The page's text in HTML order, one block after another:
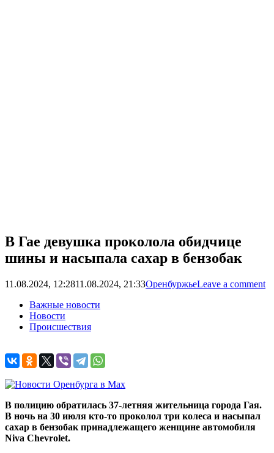
В Гае девушка проколола обидчице
шины и насыпала сахар в бензобак
11.08.2024, 12:2811.08.2024, 21:33ОренбуржьеLeave a comment
Важные новости
Новости
Происшествия
В полицию обратилась 37-летняя жительница города Гая.
В ночь на 30 июля кто-то проколол три колеса и насыпал
сахар в бензобак принадлежащего женщине автомобиля
Niva Chevrolet.